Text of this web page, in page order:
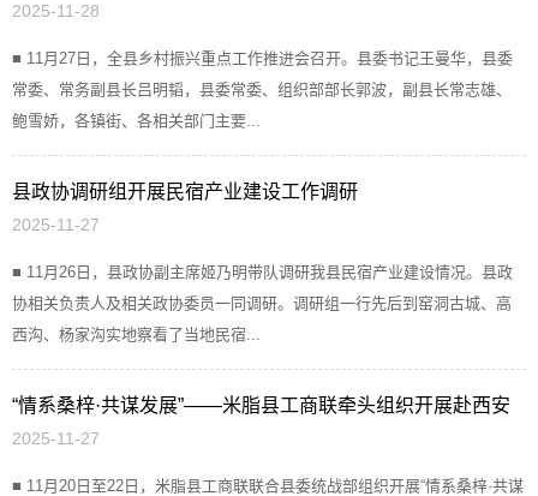
2025-11-28
■ 11月27日，全县乡村振兴重点工作推进会召开。县委书记王曼华，县委
常委、常务副县长吕明韬，县委常委、组织部部长郭波，副县长常志雄、
鲍雪娇，各镇街、各相关部门主要...
县政协调研组开展民宿产业建设工作调研
2025-11-27
■ 11月26日，县政协副主席姬乃明带队调研我县民宿产业建设情况。县政
协相关负责人及相关政协委员一同调研。调研组一行先后到窑洞古城、高
西沟、杨家沟实地察看了当地民宿...
“情系桑梓·共谋发展”——米脂县工商联牵头组织开展赴西安
走访慰问活动
2025-11-27
■ 11月20日至22日，米脂县工商联联合县委统战部组织开展“情系桑梓·共谋